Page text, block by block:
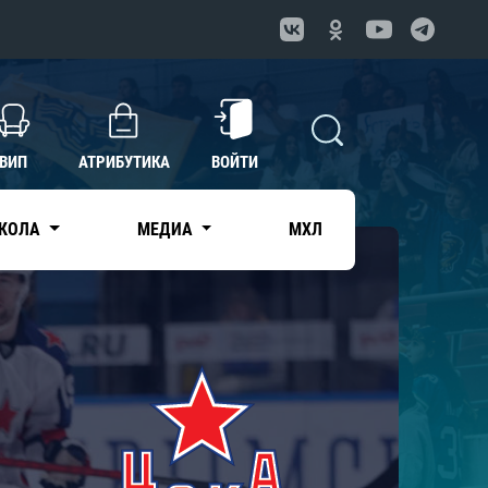
ВИП АТРИБУТИКА ВОЙТИ
МЕДИА МХЛ